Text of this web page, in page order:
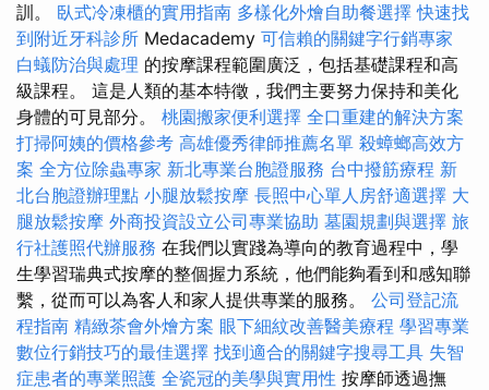
訓。 臥式冷凍櫃的實用指南 多樣化外燴自助餐選擇快速找
到附近牙科診所 Medacademy 可信賴的關鍵字行銷專家
白蟻防治與處理 的按摩課程範圍廣泛，包括基礎課程和高
級課程。 這是人類的基本特徵，我們主要努力保持和美化
身體的可見部分。 桃園搬家便利選擇 全口重建的解決方案
打掃阿姨的價格參考 高雄優秀律師推薦名單 殺蟑螂高效方
案 全方位除蟲專家 新北專業台胞證服務 台中撥筋療程 新
北台胞證辦理點 小腿放鬆按摩 長照中心單人房舒適選擇 大
腿放鬆按摩 外商投資設立公司專業協助 墓園規劃與選擇 旅
行社護照代辦服務 在我們以實踐為導向的教育過程中，學
生學習瑞典式按摩的整個握力系統，他們能夠看到和感知聯
繫，從而可以為客人和家人提供專業的服務。 公司登記流
程指南 精緻茶會外燴方案 眼下細紋改善醫美療程 學習專業
數位行銷技巧的最佳選擇 找到適合的關鍵字搜尋工具 失智
症患者的專業照護 全瓷冠的美學與實用性 按摩師透過撫